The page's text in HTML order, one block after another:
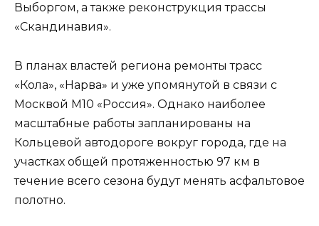
Выборгом, а также реконструкция трассы
«Скандинавия».
В планах властей региона ремонты трасс
«Кола», «Нарва» и уже упомянутой в связи с
Москвой М10 «Россия». Однако наиболее
масштабные работы запланированы на
Кольцевой автодороге вокруг города, где на
участках общей протяженностью 97 км в
течение всего сезона будут менять асфальтовое
полотно.